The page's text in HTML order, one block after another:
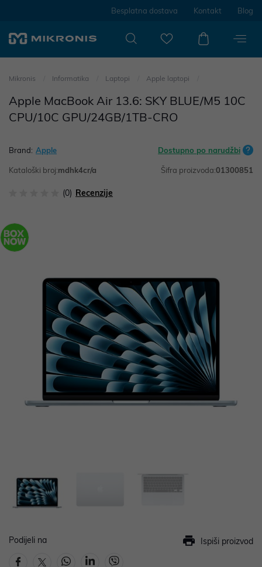
Besplatna dostava Kontakt Blog
Mikronis Informatika Laptopi Apple laptopi
Apple MacBook Air 13.6: SKY BLUE/M5 10C
CPU/10C GPU/24GB/1TB-CRO
Brand: Apple Dostupno po narudžbi
Kataloški broj:mdhk4cr/a Šifra proizvoda:01300851
(0) Recenzije
Podijeli na Ispiši proizvod